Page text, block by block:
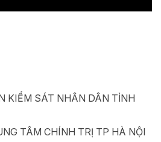
KIỂM SÁT NHÂN DÂN TỈNH
TÂM CHÍNH TRỊ TP HÀ NỘI